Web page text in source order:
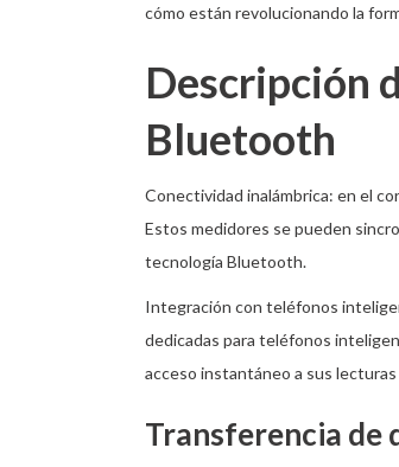
cómo están revolucionando la
Descripción
Bluetooth
Conectividad inalámbrica: en el
Estos medidores se pueden
tecnología Bluetooth.
Integración con teléfonos
dedicadas para teléfonos
acceso instantáneo a sus
Transferencia de